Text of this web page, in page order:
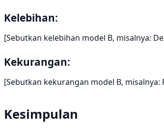
Kelebihan:
[Sebutkan kelebihan model B, misalnya:
Kekurangan:
[Sebutkan kekurangan model B,
Kesimpulan